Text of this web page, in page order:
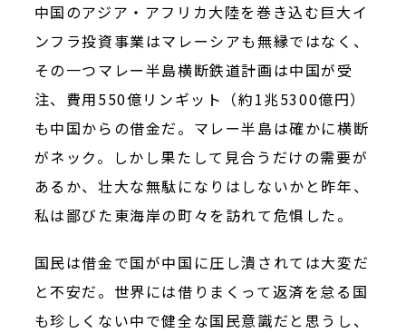
中国のアジア・アフリカ大陸を巻き込む巨大イ
ンフラ投資事業はマレーシアも無縁ではなく、
その一つマレー半島横断鉄道計画は中国が受
注、費用550億リンギット（約1兆5300億円）
も中国からの借金だ。マレー半島は確かに横断
がネック。しかし果たして見合うだけの需要が
あるか、壮大な無駄になりはしないかと昨年、
私は鄙びた東海岸の町々を訪れて危惧した。
国民は借金で国が中国に圧し潰されては大変だ
と不安だ。世界には借りまくって返済を怠る国
も珍しくない中で健全な国民意識だと思うし、